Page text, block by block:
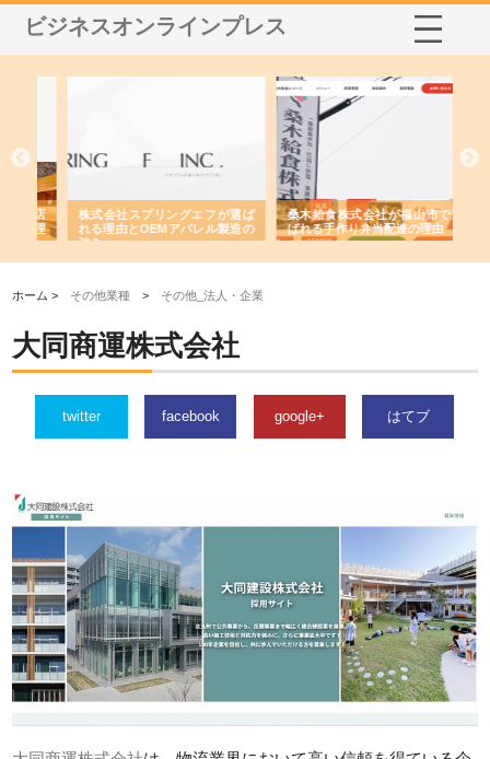
ビジネスオンラインプレス
株式会社スプリングエフが選ば
れる理由とOEMアパレル製造の
強み
桑木給食株式会社が福山市で選
ばれる手作り弁当配達の理由
ホーム > その他業種 > その他_法人・企業
大同商運株式会社
twitter facebook google+ はてブ